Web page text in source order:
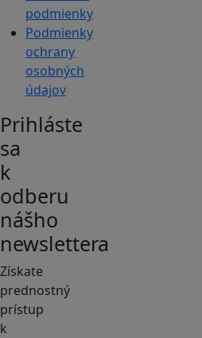
podmienky
Podmienky
ochrany
osobných
údajov
Prihláste
sa
k
odberu
nášho
newslettera
Získate
prednostný
prístup
k